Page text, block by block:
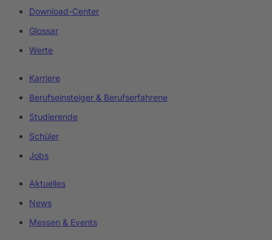
Download-Center
Glossar
Werte
Karriere
Berufseinsteiger & Berufserfahrene
Studierende
Schüler
Jobs
Aktuelles
News
Messen & Events